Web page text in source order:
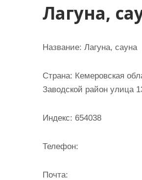
Лагуна,
Название: Лагуна, сауна
Страна: Кемеровская
Заводской район улица
Индекс: 654038
Телефон:
Почта: